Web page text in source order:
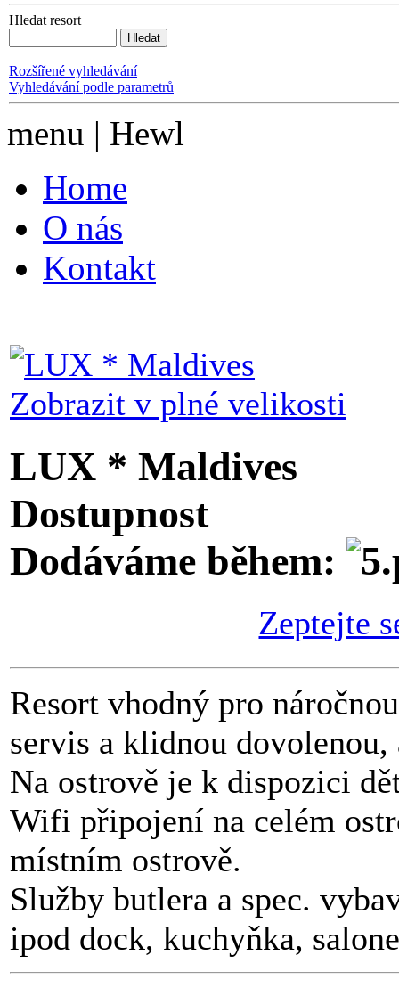
Hledat resort
Rozšířené vyhledávání
Vyhledávání podle parametrů
menu | Hewl
Home
O nás
Kontakt
Zobrazit v plné velikosti
LUX * Maldives
Dostupnost
Dodáváme během:
Zeptejte
Resort vhodný pro
servis a klidnou
Na ostrově je k dispozici
Wifi připojení na celém
místním ostrově.
Služby butlera a spec.
ipod dock, kuchyňka,